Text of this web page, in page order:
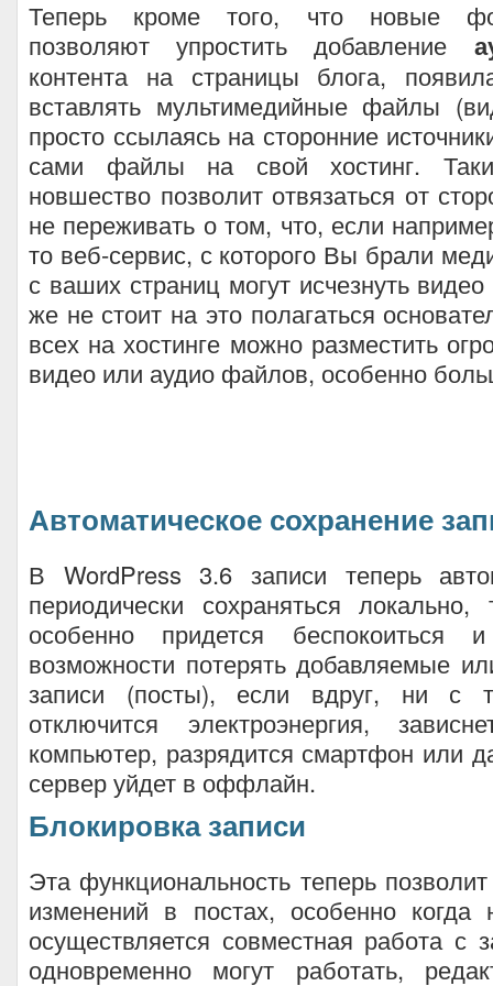
Теперь кроме того, что новые
позволяют упростить добавление
контента на страницы блога,
вставлять мультимедийные файлы
просто ссылаясь на сторонние
сами файлы на свой хостинг.
новшество позволит отвязаться от
не переживать о том, что, если
то веб-сервис, с которого Вы брали
с ваших страниц могут исчезнуть
же не стоит на это полагаться
всех на хостинге можно разместить
видео или аудио файлов, особенно
Автоматическое сохранение
В WordPress 3.6 записи теперь
периодически сохраняться
особенно придется беспокоиться
возможности потерять добавляемые
записи (посты), если вдруг, ни с
отключится электроэнергия,
компьютер, разрядится смартфон или
сервер уйдет в оффлайн.
Блокировка записи
Эта функциональность теперь
изменений в постах, особенно
осуществляется совместная работа с
одновременно могут работать,